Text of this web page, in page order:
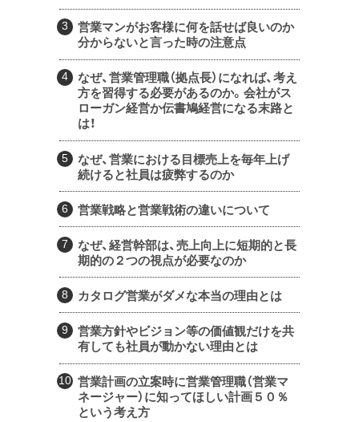
営業マンがお客様に何を話せば良いのか
分からないと言った時の注意点
なぜ、営業管理職（拠点長）になれば、考え
方を習得する必要があるのか。会社がス
ローガン経営か伝書鳩経営になる末路と
は！
なぜ、営業における目標売上を毎年上げ
続けると社員は疲弊するのか
営業戦略と営業戦術の違いについて
なぜ、経営幹部は、売上向上に短期的と長
期的の２つの視点が必要なのか
カタログ営業がダメな本当の理由とは
営業方針やビジョン等の価値観だけを共
有しても社員が動かない理由とは
営業計画の立案時に営業管理職（営業マ
ネージャー）に知ってほしい計画５０％
という考え方